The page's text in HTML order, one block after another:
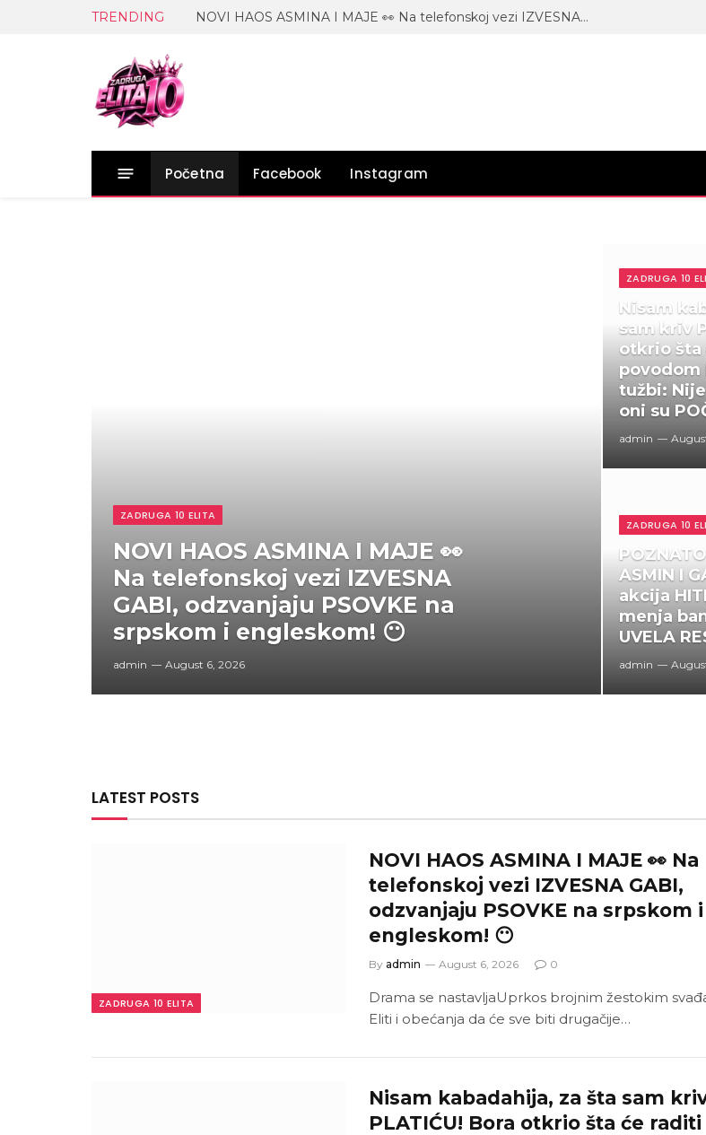
TRENDING NOVI HAOS ASMINA I MAJE 👀 Na telefonskoj vezi IZVESNA GABI, odzvanjaju PSOVKE na srpskom i engleskom! 😶
Početna Facebook Instagram
ZADRUGA 10 ELITA
NOVI HAOS ASMINA I MAJE 👀
Na telefonskoj vezi IZVESNA
GABI, odzvanjaju PSOVKE na
srpskom i engleskom! 😶
admin August 6, 2026
ZADRUGA 10
Nisam
sam kriv
otkrio šta
tužbi:
oni su
admin
ZADRUGA 10
ASMIN I
akcija
menja
UVELA
admin
LATEST POSTS
ZADRUGA 10 ELITA
NOVI HAOS ASMINA I MAJE 👀 Na
telefonskoj vezi IZVESNA GABI,
odzvanjaju PSOVKE na srpskom i
engleskom! 😶
By admin August 6, 2026 0
Drama se nastavljaUprkos brojnim žestokim
Eliti i obećanja da će sve biti drugačije…
Nisam kabadahija, za šta sam
PLATIĆU! Bora otkrio šta će raditi